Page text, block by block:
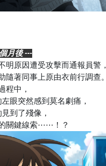
月後 ---
明原因遭受攻擊而通報員警，
隨著同事上原由衣前行調查。
程中，
眼突然感到莫名劇痛，
到了殘像，
關鍵線索⋯⋯！？